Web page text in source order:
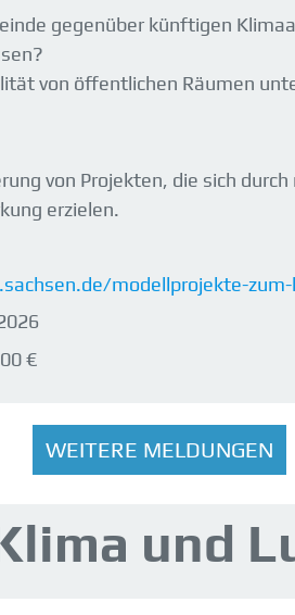
gegenüber künftigen
von öffentlichen Räumen
von Projekten, die sich
erzielen.
modellprojekte-
€
WEITERE MELDUNGEN
und